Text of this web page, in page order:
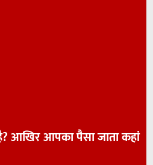
आखिर आपका पैसा जाता कहां